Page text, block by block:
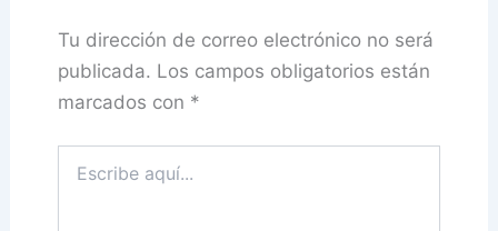
Tu dirección de correo electrónico no será
publicada. Los campos obligatorios están
marcados con *
aquí...